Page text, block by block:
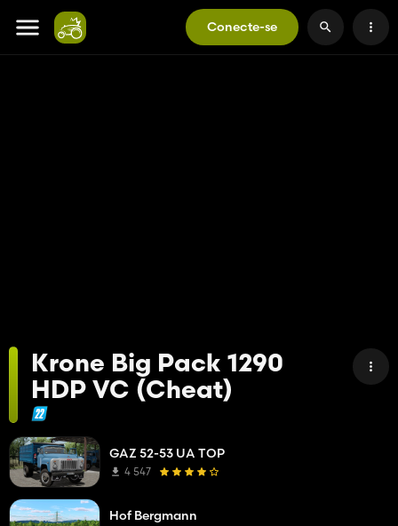
Conecte-se
Krone Big Pack 1290
HDP VC (Cheat)
GAZ 52-53 UA TOP
4 547
Hof Bergmann